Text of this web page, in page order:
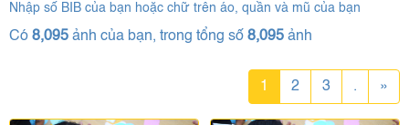
Nhập số BIB của bạn hoặc chữ trên áo, quần và mũ của bạn
Có 8,095 ảnh của bạn, trong tổng số 8,095 ảnh
1 2 3 . »